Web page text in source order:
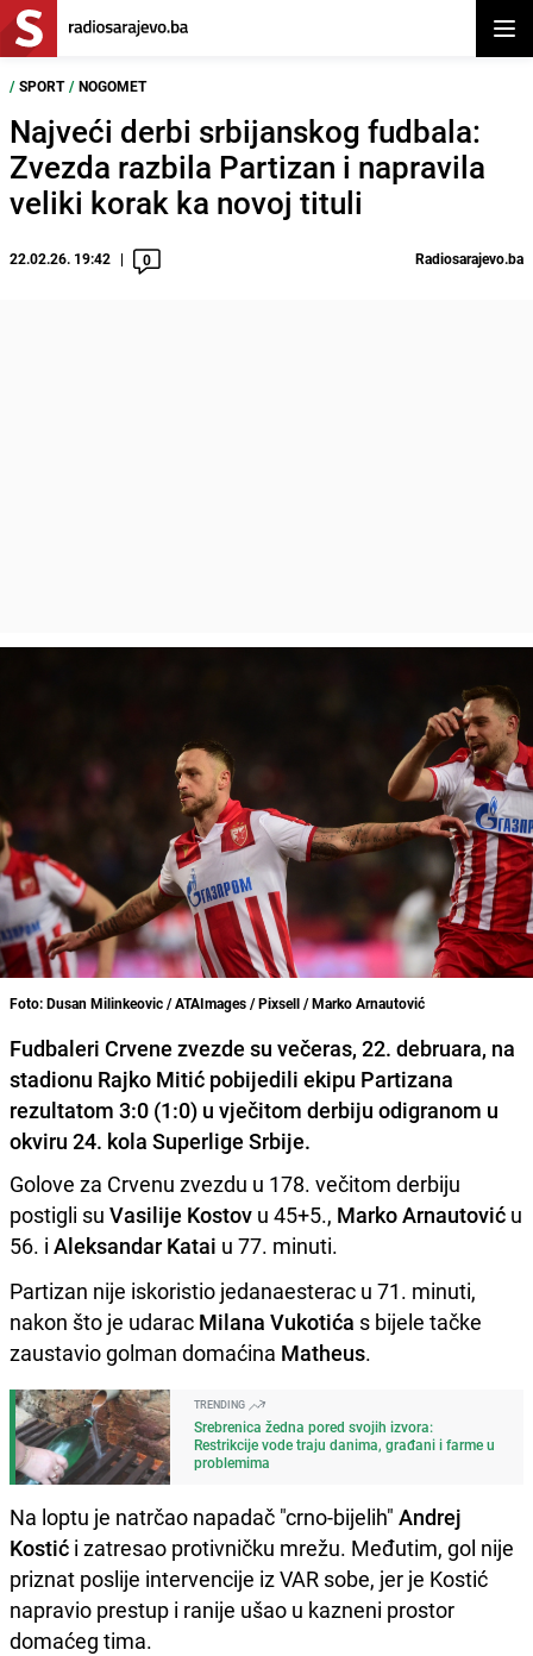
/ SPORT / NOGOMET
Najveći derbi srbijanskog fudbala:
Zvezda razbila Partizan i napravila
veliki korak ka novoj tituli
22.02.26. 19:42 0 Radiosarajevo.ba
Foto: Dusan Milinkeovic / ATAImages / Pixsell / Marko Arnautović
Fudbaleri Crvene zvezde su večeras, 22. debruara, na
stadionu Rajko Mitić pobijedili ekipu Partizana
rezultatom 3:0 (1:0) u vječitom derbiju odigranom u
okviru 24. kola Superlige Srbije.
Golove za Crvenu zvezdu u 178. večitom derbiju
postigli su Vasilije Kostov u 45+5., Marko Arnautović u
56. i Aleksandar Katai u 77. minuti.
Partizan nije iskoristio jedanaesterac u 71. minuti,
nakon što je udarac Milana Vukotića s bijele tačke
zaustavio golman domaćina Matheus.
TRENDING
Srebrenica žedna pored svojih izvora:
Restrikcije vode traju danima, građani i farme u
problemima
Na loptu je natrčao napadač "crno-bijelih" Andrej
Kostić i zatresao protivničku mrežu. Međutim, gol nije
priznat poslije intervencije iz VAR sobe, jer je Kostić
napravio prestup i ranije ušao u kazneni prostor
domaćeg tima.